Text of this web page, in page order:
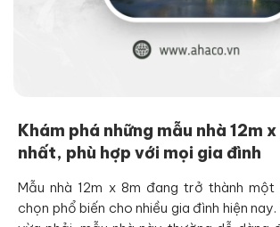
Khám phá những mẫu nhà 12m
nhất, phù hợp với mọi gia đình
Mẫu nhà 12m x 8m đang trở thành một
chọn phổ biến cho nhiều gia đình hiện